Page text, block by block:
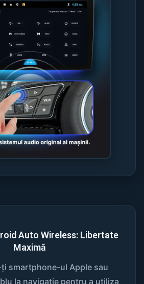
Auto Wireless: Libertate
Maximă
smartphone-ul Apple sau
la navigatie pentru a utiliza